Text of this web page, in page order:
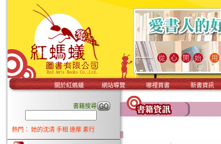
關於紅螞蟻 網站導覽 哪裡買書 新書資訊
書籍搜尋
熱門： 她的沈清 手相 達摩 素行